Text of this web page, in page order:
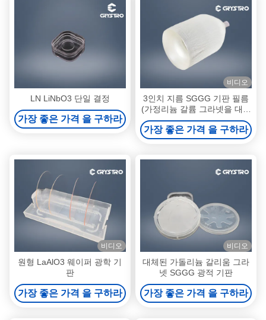
LN LiNbO3 단일 결정
가장 좋은 가격 을 구하라
비디오
3인치 지름 SGGG 기판 필름
(가정리늄 갈륨 그라넷을 대체
한)
가장 좋은 가격 을 구하라
비디오
원형 LaAlO3 웨이퍼 광학 기
판
가장 좋은 가격 을 구하라
비디오
대체된 가돌리늄 갈리움 그라
넷 SGGG 광적 기판
가장 좋은 가격 을 구하라